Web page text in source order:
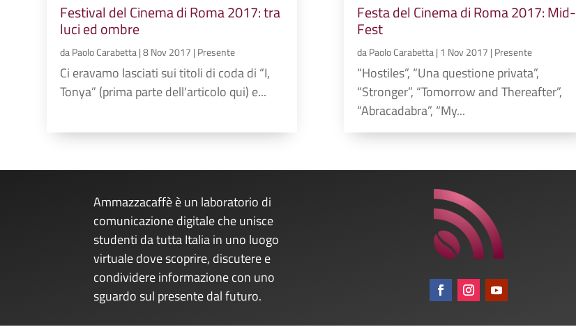
Festival del Cinema di Roma 2017: tra
luci ed ombre
daPaolo Carabetta|8 Nov 2017 | Presente
Ci eravamo lasciati sui titoli di coda di “I,
Tonya” (prima parte dell'articolo qui) e...
Festa del Cinema di Roma 2017: Mid-
Fest
daPaolo Carabetta| 1 Nov 2017 | Presente
“Hostiles”, “Una questione privata”,
“Stronger”, “Tomorrow and Thereafter”,
“Abracadabra”, “My...
Ammazzacaffè è un laboratorio di
comunicazione digitale che unisce
studenti da tutta Italia in uno luogo
virtuale dove scoprire, discutere e
condividere informazione con uno
sguardo sul presente dal futuro.